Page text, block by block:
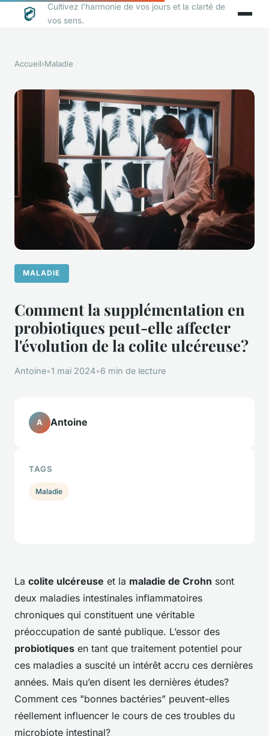
Cultivez l'harmonie de vos jours et la clarté de
vos sens.
Accueil›Maladie
MALADIE
Comment la supplémentation en
probiotiques peut-elle affecter
l'évolution de la colite ulcéreuse?
Antoine•1 mai 2024•6 min de lecture
La colite ulcéreuse et la maladie de Crohn sont
deux maladies intestinales inflammatoires
chroniques qui constituent une véritable
préoccupation de santé publique. L’essor des
probiotiques en tant que traitement potentiel pour
ces maladies a suscité un intérêt accru ces dernières
années. Mais qu’en disent les dernières études?
Comment ces "bonnes bactéries" peuvent-elles
réellement influencer le cours de ces troubles du
microbiote intestinal?
A Antoine
TAGS
Maladie